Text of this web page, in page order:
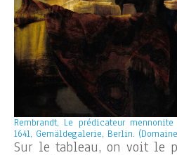
Rembrandt, Le prédicateur
1641, Gemäldegalerie, Berlin.
Sur le tableau, on voit le